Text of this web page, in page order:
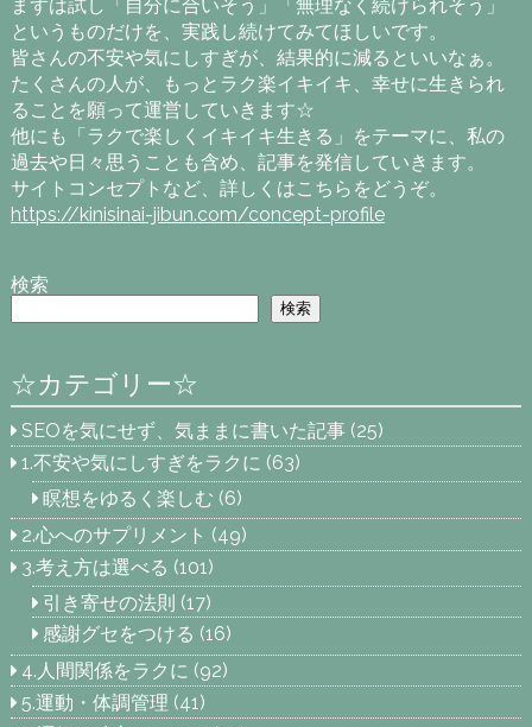
まずは試し「自分に合いそう」「無理なく続けられそう」
というものだけを、実践し続けてみてほしいです。
皆さんの不安や気にしすぎが、結果的に減るといいなぁ。
たくさんの人が、もっとラク楽イキイキ、幸せに生きられ
ることを願って運営していきます☆
他にも「ラクで楽しくイキイキ生きる」をテーマに、私の
過去や日々思うことも含め、記事を発信していきます。
サイトコンセプトなど、詳しくはこちらをどうぞ。
https://kinisinai-jibun.com/concept-profile
検索
検索
☆カテゴリー☆
SEOを気にせず、気ままに書いた記事 (25)
1.不安や気にしすぎをラクに (63)
瞑想をゆるく楽しむ (6)
2.心へのサプリメント (49)
3.考え方は選べる (101)
引き寄せの法則 (17)
感謝グセをつける (16)
4.人間関係をラクに (92)
5.運動・体調管理 (41)